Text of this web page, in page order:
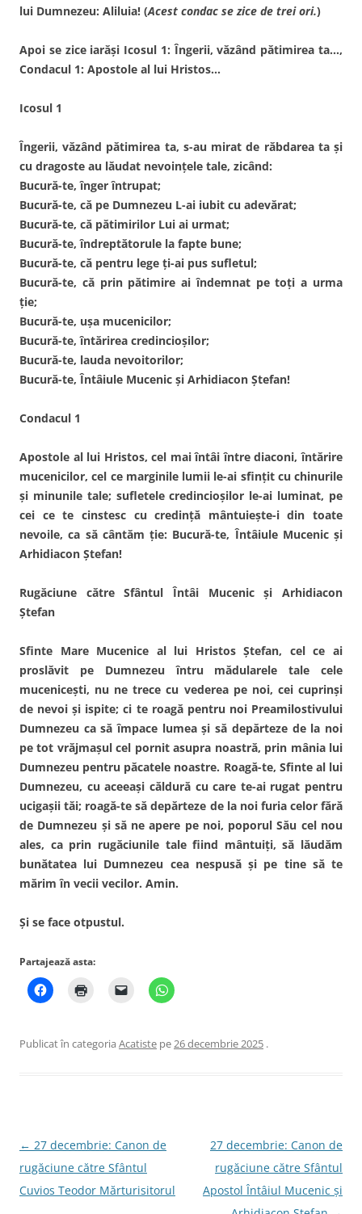
lui Dumnezeu: Aliluia! (Acest condac se zice de trei ori.)
Apoi se zice iarăşi Icosul 1: Îngerii, văzând pătimirea ta…,
Condacul 1: Apostole al lui Hristos…
Icosul 1
Îngerii, văzând pătimirea ta, s-au mirat de răbdarea ta şi
cu dragoste au lăudat nevoinţele tale, zicând:
Bucură-te, înger întrupat;
Bucură-te, că pe Dumnezeu L-ai iubit cu adevărat;
Bucură-te, că pătimirilor Lui ai urmat;
Bucură-te, îndreptătorule la fapte bune;
Bucură-te, că pentru lege ţi-ai pus sufletul;
Bucură-te, că prin pătimire ai îndemnat pe toţi a urma
ţie;
Bucură-te, uşa mucenicilor;
Bucură-te, întărirea credincioşilor;
Bucură-te, lauda nevoitorilor;
Bucură-te, Întâiule Mucenic şi Arhidiacon Ştefan!
Condacul 1
Apostole al lui Hristos, cel mai întâi între diaconi, întărire
mucenicilor, cel ce marginile lumii le-ai sfinţit cu chinurile
şi minunile tale; sufletele credincioşilor le-ai luminat, pe
cei ce te cinstesc cu credinţă mântuieşte-i din toate
nevoile, ca să cântăm ţie: Bucură-te, Întâiule Mucenic şi
Arhidiacon Ştefan!
Rugăciune către Sfântul Întâi Mucenic şi Arhidiacon
Ştefan
Sfinte Mare Mucenice al lui Hristos Ştefan, cel ce ai
proslăvit pe Dumnezeu întru mădularele tale cele
muceniceşti, nu ne trece cu vederea pe noi, cei cuprinşi
de nevoi şi ispite; ci te roagă pentru noi Preamilostivului
Dumnezeu ca să împace lumea şi să depărteze de la noi
pe tot vrăjmaşul cel pornit asupra noastră, prin mânia lui
Dumnezeu pentru păcatele noastre. Roagă-te, Sfinte al lui
Dumnezeu, cu aceeaşi căldură cu care te-ai rugat pentru
ucigaşii tăi; roagă-te să depărteze de la noi furia celor fără
de Dumnezeu şi să ne apere pe noi, poporul Său cel nou
ales, ca prin rugăciunile tale fiind mântuiţi, să lăudăm
bunătatea lui Dumnezeu cea nespusă şi pe tine să te
mărim în vecii vecilor. Amin.
Şi se face otpustul.
Partajează asta:
Publicat în categoria Acatiste pe26 decembrie 2025 .
Navigare
în
articole
← 27 decembrie: Canon de
rugăciune către Sfântul
Cuvios Teodor Mărturisitorul
27 decembrie: Canon de
rugăciune către Sfântul
Apostol Întâiul Mucenic şi